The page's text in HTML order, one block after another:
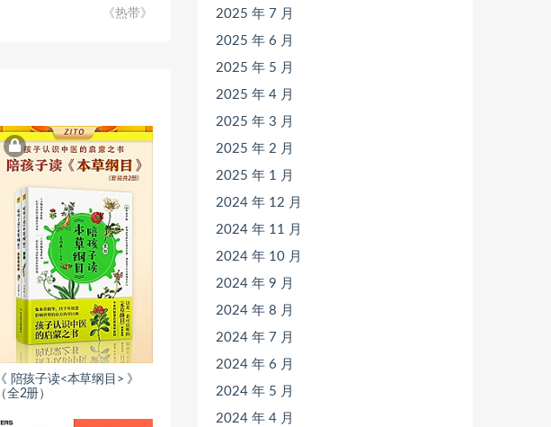
《热带》
《 陪孩子读<本草纲目> 》
（全2册）
2025 年 7 月
2025 年 6 月
2025 年 5 月
2025 年 4 月
2025 年 3 月
2025 年 2 月
2025 年 1 月
2024 年 12 月
2024 年 11 月
2024 年 10 月
2024 年 9 月
2024 年 8 月
2024 年 7 月
2024 年 6 月
2024 年 5 月
2024 年 4 月